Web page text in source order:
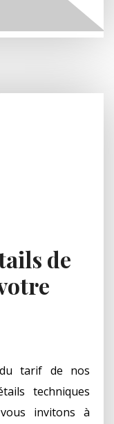
de
tarif de nos
techniques
invitons à